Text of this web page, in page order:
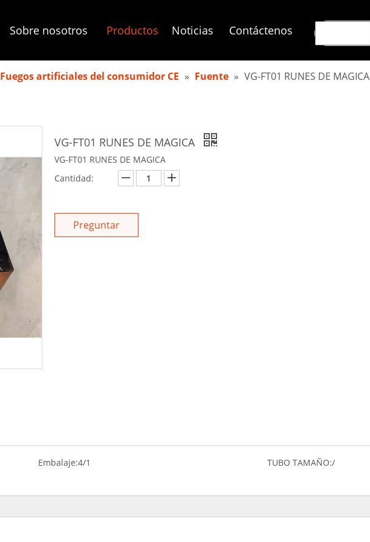
Sobre nosotros Productos Noticias Contáctenos
Fuegos artificiales del consumidor CE » Fuente » VG-FT01 RUNES DE MAGICA
VG-FT01 RUNES DE MAGICA
VG-FT01 RUNES DE MAGICA
Cantidad:
Preguntar
Embalaje:4/1 TUBO TAMAÑO:/